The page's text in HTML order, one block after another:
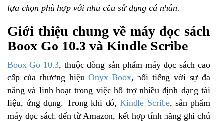
lựa chọn phù hợp với nhu cầu sử dụng cá nhân.
Giới thiệu chung về máy đọc sách
Boox Go 10.3 và Kindle Scribe
Boox Go 10.3, thuộc dòng sản phẩm máy đọc sách cao
cấp của thương hiệu Onyx Boox, nổi tiếng với sự đa
năng và linh hoạt trong việc hỗ trợ nhiều định dạng tài
liệu, ứng dụng. Trong khi đó,Kindle Scribe, sản phẩm
máy đọc sách đến từ Amazon, kết hợp tính năng ghi chú